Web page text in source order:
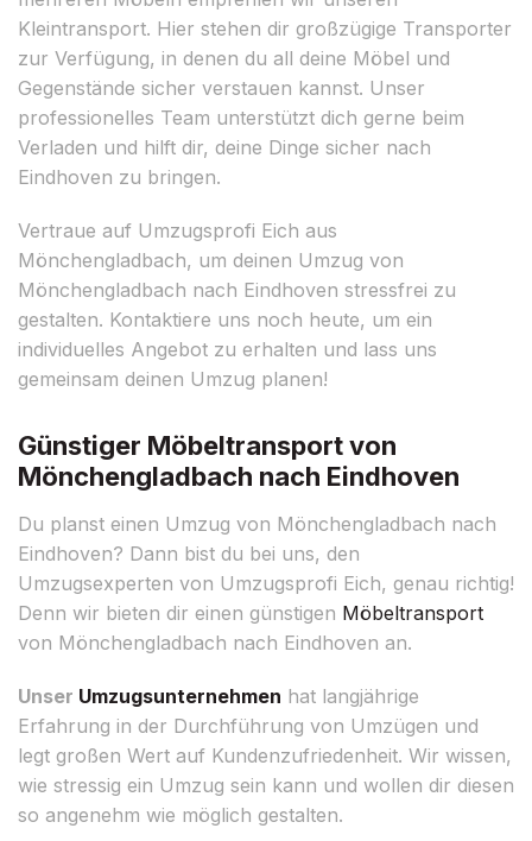
Kleintransport. Hier stehen dir großzügige Transporter
zur Verfügung, in denen du all deine Möbel und
Gegenstände sicher verstauen kannst. Unser
professionelles Team unterstützt dich gerne beim
Verladen und hilft dir, deine Dinge sicher nach
Eindhoven zu bringen.
Vertraue auf Umzugsprofi Eich aus
Mönchengladbach, um deinen Umzug von
Mönchengladbach nach Eindhoven stressfrei zu
gestalten. Kontaktiere uns noch heute, um ein
individuelles Angebot zu erhalten und lass uns
gemeinsam deinen Umzug planen!
Günstiger Möbeltransport von
Mönchengladbach nach Eindhoven
Du planst einen Umzug von Mönchengladbach nach
Eindhoven? Dann bist du bei uns, den
Umzugsexperten von Umzugsprofi Eich, genau richtig!
Denn wir bieten dir einen günstigen Möbeltransport
von Mönchengladbach nach Eindhoven an.
Unser Umzugsunternehmen hat langjährige
Erfahrung in der Durchführung von Umzügen und
legt großen Wert auf Kundenzufriedenheit. Wir wissen,
wie stressig ein Umzug sein kann und wollen dir diesen
so angenehm wie möglich gestalten.